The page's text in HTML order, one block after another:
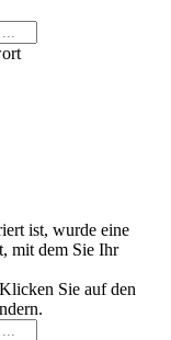
ist, wurde eine
mit dem Sie Ihr
Sie auf den